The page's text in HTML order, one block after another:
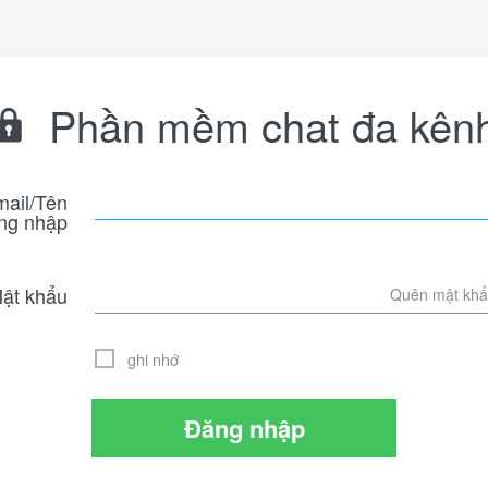
Phần mềm chat đa
Tên
nhập
khẩu Quên mật
ghi nhớ
Đăng nhập